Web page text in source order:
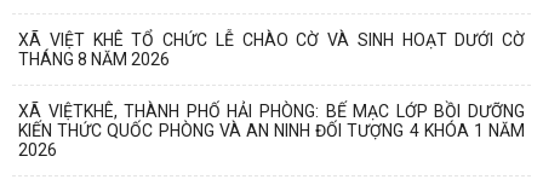
XÃ VIỆT KHÊ TỔ CHỨC LỄ CHÀO CỜ VÀ SINH HOẠT DƯỚI CỜ
THÁNG 8 NĂM 2026
XÃ VIỆTKHÊ, THÀNH PHỐ HẢI PHÒNG: BẾ MẠC LỚP BỒI DƯỠNG
KIẾN THỨC QUỐC PHÒNG VÀ AN NINH ĐỐI TƯỢNG 4 KHÓA 1 NĂM
2026